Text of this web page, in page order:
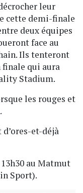
leur
cette demi-finale
deux équipes
face au
Ils tenteront
finale qui aura
Stadium.
les rouges et
et-déjà
au Matmut
Sport).